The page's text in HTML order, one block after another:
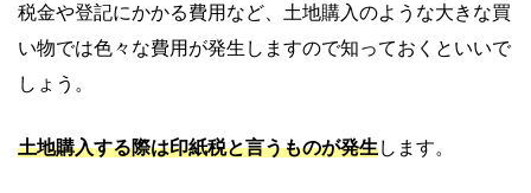
税金や登記にかかる費用など、土地購入のような大きな買
い物では色々な費用が発生しますので知っておくといいで
しょう。
土地購入する際は印紙税と言うものが発生します。